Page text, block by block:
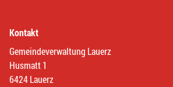
Kontakt
Gemeindeverwaltung Lauerz
Husmatt 1
6424 Lauerz